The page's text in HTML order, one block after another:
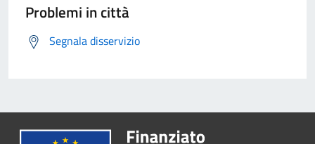
Problemi in città
Segnala disservizio